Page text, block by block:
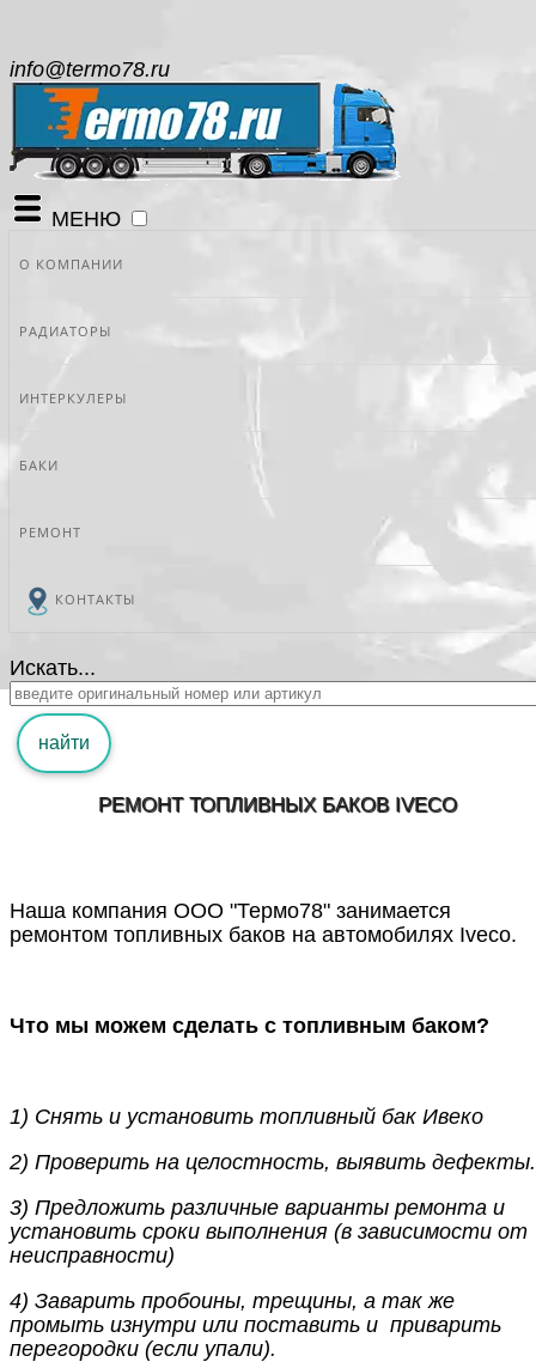
info@termo78.ru
МЕНЮ
О КОМПАНИИ
РАДИАТОРЫ
ИНТЕРКУЛЕРЫ
БАКИ
РЕМОНТ
КОНТАКТЫ
Искать...
найти
РЕМОНТ ТОПЛИВНЫХ БАКОВ IVECO
Наша компания ООО "Термо78" занимается
ремонтом топливных баков на автомобилях Iveco.
Что мы можем сделать с топливным баком?
1) Снять и установить топливный бак Ивеко
2) Проверить на целостность, выявить дефекты.
3) Предложить различные варианты ремонта и
установить сроки выполнения (в зависимости от
неисправности)
4) Заварить пробоины, трещины, а так же
промыть изнутри или поставить и приварить
перегородки (если упали).